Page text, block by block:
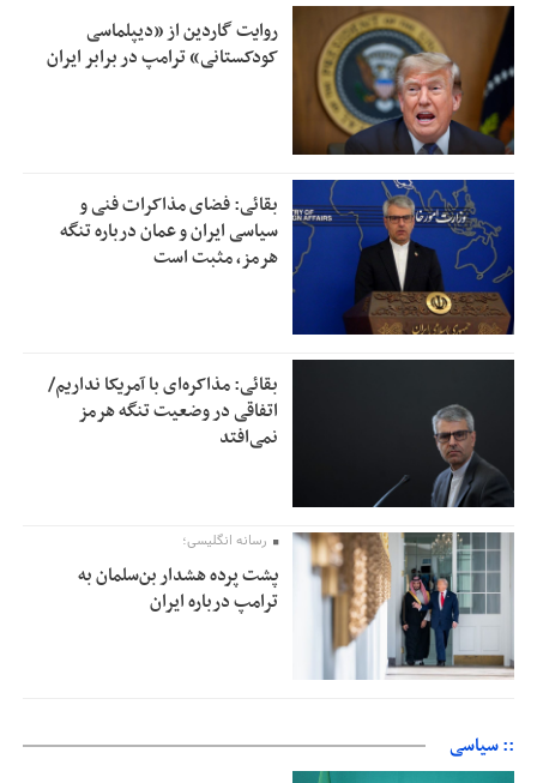
روایت گاردین از «دیپلماسی
کودکستانی» ترامپ در برابر ایران
بقائی: فضای مذاکرات فنی و
سیاسی ایران و عمان درباره تنگه
هرمز، مثبت است
بقائی: مذاکره‌ای با آمریکا نداریم/
اتفاقی در وضعیت تنگه هرمز
نمی‌افتد
رسانه انگلیسی؛
پشت پرده هشدار بن‌سلمان به
ترامپ درباره ایران
:: سیاسی